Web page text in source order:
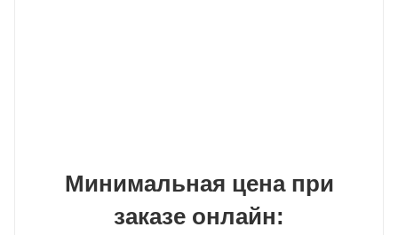
Минимальная цена при
заказе онлайн: